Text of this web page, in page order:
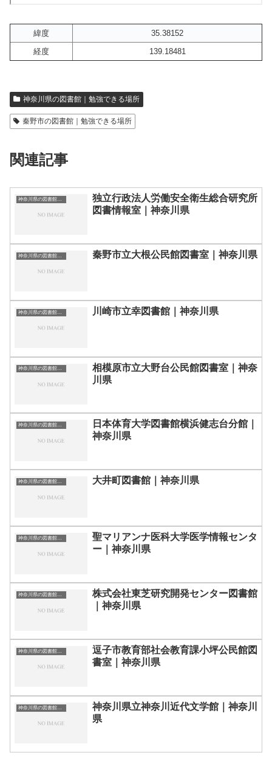
緯度
35.38152
経度
139.18481
神奈川県の図書館｜勉強できる場所
秦野市の図書館｜勉強できる場所
関連記事
神奈川県の図書館｜勉強できる場所
独立行政法人労働安全衛生総合研究所
図書情報室｜神奈川県
神奈川県の図書館｜勉強できる場所 秦野市立大根公民館図書室｜神奈川県
神奈川県の図書館｜勉強できる場所 川崎市立幸図書館｜神奈川県
神奈川県の図書館｜勉強できる場所
相模原市立大野台公民館図書室｜神奈
川県
神奈川県の図書館｜勉強できる場所
日本体育大学図書館横浜健志台分館｜
神奈川県
神奈川県の図書館｜勉強できる場所 大井町図書館｜神奈川県
神奈川県の図書館｜勉強できる場所
聖マリアンナ医科大学医学情報センタ
ー｜神奈川県
神奈川県の図書館｜勉強できる場所
株式会社東芝研究開発センター図書館
｜神奈川県
神奈川県の図書館｜勉強できる場所
逗子市教育部社会教育課小坪公民館図
書室｜神奈川県
神奈川県の図書館｜勉強できる場所
神奈川県立神奈川近代文学館｜神奈川
県